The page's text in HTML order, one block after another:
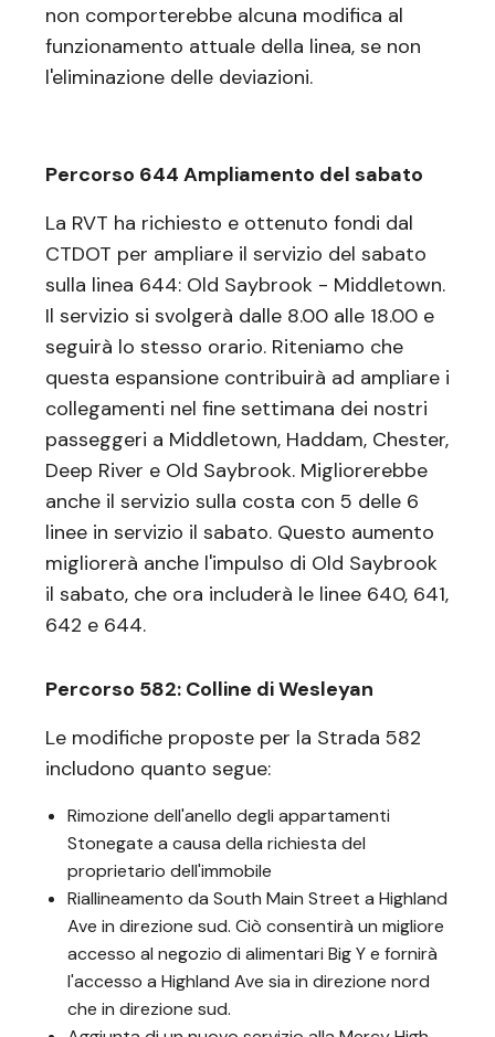
non comporterebbe alcuna modifica al
funzionamento attuale della linea, se non
l'eliminazione delle deviazioni.
Percorso 644 Ampliamento del sabato
La RVT ha richiesto e ottenuto fondi dal
CTDOT per ampliare il servizio del sabato
sulla linea 644: Old Saybrook - Middletown.
Il servizio si svolgerà dalle 8.00 alle 18.00 e
seguirà lo stesso orario. Riteniamo che
questa espansione contribuirà ad ampliare i
collegamenti nel fine settimana dei nostri
passeggeri a Middletown, Haddam, Chester,
Deep River e Old Saybrook. Migliorerebbe
anche il servizio sulla costa con 5 delle 6
linee in servizio il sabato. Questo aumento
migliorerà anche l'impulso di Old Saybrook
il sabato, che ora includerà le linee 640, 641,
642 e 644.
Percorso 582: Colline di Wesleyan
Le modifiche proposte per la Strada 582
includono quanto segue:
Rimozione dell'anello degli appartamenti
Stonegate a causa della richiesta del
proprietario dell'immobile
Riallineamento da South Main Street a Highland
Ave in direzione sud. Ciò consentirà un migliore
accesso al negozio di alimentari Big Y e fornirà
l'accesso a Highland Ave sia in direzione nord
che in direzione sud.